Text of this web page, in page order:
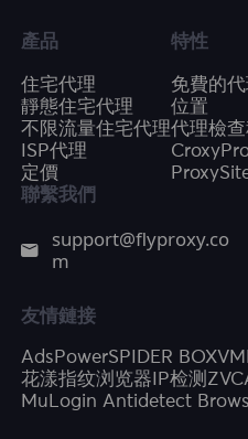
產品
住宅代理
靜態住宅代理
不限流量住宅代理
ISP代理
定價
特性
免費的
位置
代理檢
聯繫我們
support@flyproxy.co
m
友情鏈接
AdsPowerSPIDER BOX
花漾指纹浏览器 IP检测
MuLogin Antidetect